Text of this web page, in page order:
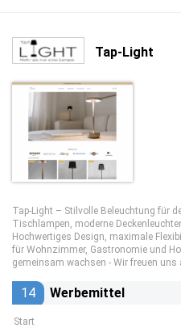
Tap-Light
Tap-Light – Stilvolle Beleuchtung für
Tischlampen, moderne
Hochwertiges Design, maximale
für Wohnzimmer, Gastronomie und
gemeinsam wachsen - Wir freuen uns
14 Werbemittel
Start